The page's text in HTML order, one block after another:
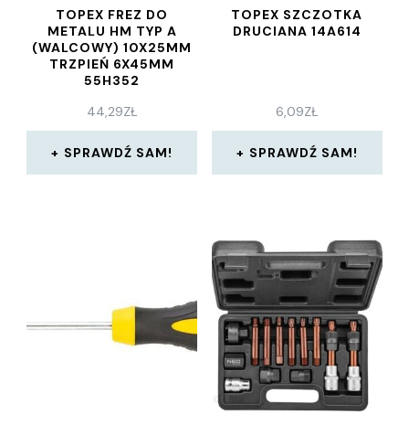
TOPEX FREZ DO
METALU HM TYP A
(WALCOWY) 10X25MM
TRZPIEŃ 6X45MM
55H352
44,29ZŁ
SPRAWDŹ SAM!
TOPEX SZCZOTKA
DRUCIANA 14A614
6,09ZŁ
SPRAWDŹ SAM!